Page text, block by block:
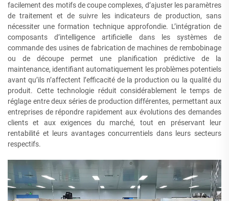
facilement des motifs de coupe complexes, d’ajuster les paramètres
de traitement et de suivre les indicateurs de production, sans
nécessiter une formation technique approfondie. L’intégration de
composants d’intelligence artificielle dans les systèmes de
commande des usines de fabrication de machines de rembobinage
ou de découpe permet une planification prédictive de la
maintenance, identifiant automatiquement les problèmes potentiels
avant qu’ils n’affectent l’efficacité de la production ou la qualité du
produit. Cette technologie réduit considérablement le temps de
réglage entre deux séries de production différentes, permettant aux
entreprises de répondre rapidement aux évolutions des demandes
clients et aux exigences du marché, tout en préservant leur
rentabilité et leurs avantages concurrentiels dans leurs secteurs
respectifs.